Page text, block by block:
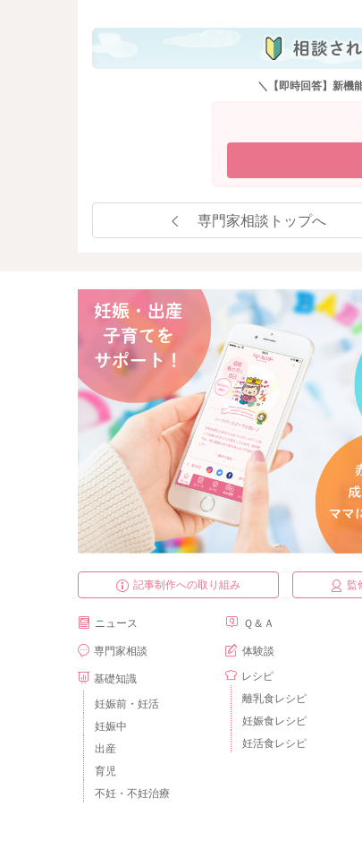
＼【即時回答】新機
専門家相談トップへ
記事制作への取り組み 監
ニュース
専門家相談
基礎知識
妊娠前・妊活
妊娠中
出産
育児
不妊・不妊治療
Ｑ＆Ａ
体験談
レシピ
離乳食レシピ
妊娠食レシピ
妊活食レシピ